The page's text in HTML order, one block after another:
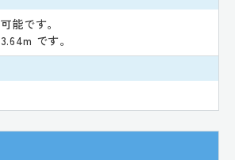
能です。
です。